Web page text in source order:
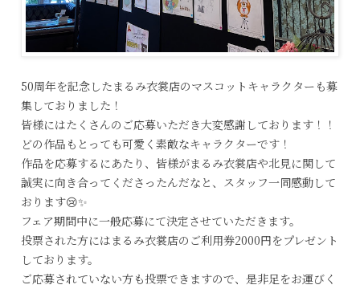
50周年を記念したまるみ衣裳店のマスコットキャラクターも募
集しておりました！
皆様にはたくさんのご応募いただき大変感謝しております！！
どの作品もとっても可愛く素敵なキャラクターです！
作品を応募するにあたり、皆様がまるみ衣裳店や北見に関して
誠実に向き合ってくださったんだなと、スタッフ一同感動して
おります😢✨
フェア期間中に一般応募にて決定させていただきます。
投票された方にはまるみ衣裳店のご利用券2000円をプレゼント
しております。
ご応募されていない方も投票できますので、是非足をお運びく